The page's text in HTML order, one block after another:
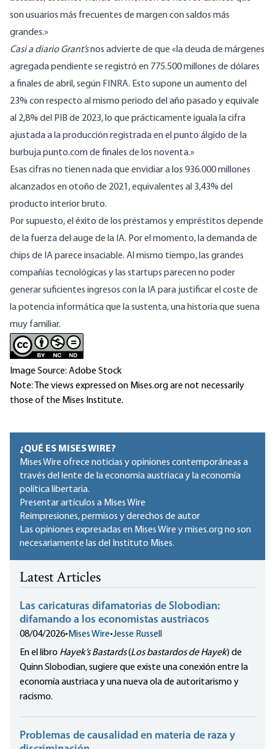
son usuarios más frecuentes de margen con saldos más
grandes.»
Casi a diario Grant’snos advierte de que «ladeuda de márgenes
agregada pendiente se registró en 775.500 millones de dólares
a finales de abril, según FINRA. Esto supone unaumento del
23% con respecto al mismo periodo del año pasado y equivale
al 2,8% del PIB de 2023, lo que prácticamente iguala la cifra
ajustada a la producción registrada en el punto álgido de la
burbuja punto.com de finales de los noventa.»
Esas cifras no tienen nada que envidiar a los 936.000 millones
alcanzados en otoño de 2021, equivalentes al 3,43% del
producto interior bruto.
Por supuesto, el éxito de los préstamos y empréstitos depende
de la fuerza del auge de la IA. Por el momento, la demanda de
chips de IA parece insaciable. Al mismo tiempo, las grandes
compañías tecnológicas y las startups parecen no poder
generar suficientes ingresos con la IA para justificar el coste de
la potencia informática que la sustenta, una historia que suena
muy familiar.
Image Source: Adobe Stock
Note: The views expressed on Mises.org are not necessarily
those of the Mises Institute.
¿QUÉ ES MISES WIRE?
Mises Wire ofrece noticias y opiniones contemporáneas a
través del lente de la economía austriaca y la economía
política libertaria.
Presentar artículos a Mises Wire
Reimpresiones, permisos y derechos de autor
Las opiniones expresadas en Mises Wire y mises.org no son
necesariamente las del Instituto Mises.
Latest Articles
Las caricaturas difamatorias de Slobodian:
difamando a los economistas austriacos
08/04/2026• Mises Wire•Jesse Russell
En el libro Hayek’s Bastards(Los bastardos de Hayek) de
Quinn Slobodian, sugiere que existe una conexión entre la
economía austriaca y una nueva ola de autoritarismo y
racismo.
Problemas de causalidad en materia de raza y